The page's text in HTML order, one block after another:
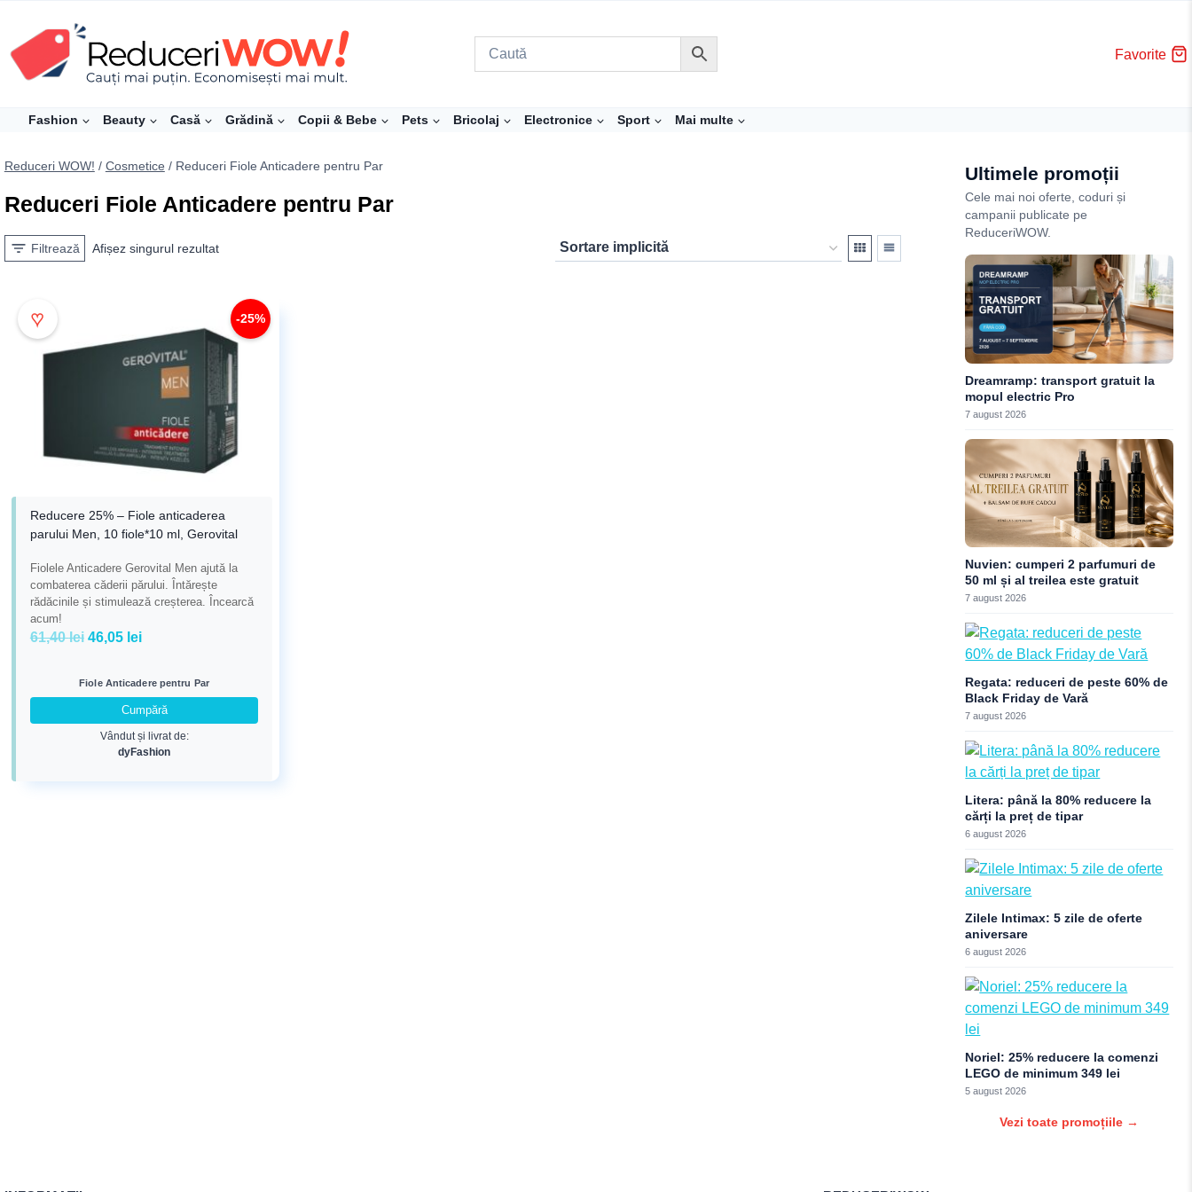
content
Favorite
Fashion Beauty Casă Grădină Copii & Bebe Pets Bricolaj Electronice Sport Mai multe
Reduceri WOW! / Cosmetice / Reduceri Fiole Anticadere pentru Par
Reduceri Fiole Anticadere pentru Par
Filtrează Afișez singurul rezultat
♥ -25%
Reducere 25% – Fiole anticaderea
parului Men, 10 fiole*10 ml, Gerovital
Fiolele Anticadere Gerovital Men ajută la
combaterea căderii părului. Întărește
rădăcinile și stimulează creșterea. Încearcă
acum!
61,40lei Prețul
a
fost:
61,40 lei.
46,05 leiPrețul
este:
46,05 lei.
Fiole Anticadere pentru Par
Cumpără
Vândut și livrat de:
dyFashion
Ultimele promoții
Cele mai noi oferte, coduri și
campanii publicate pe
ReduceriWOW.
Dreamramp: transport gratuit la
mopul electric Pro
7 august 2026
Nuvien: cumperi 2 parfumuri de
50 ml și al treilea este gratuit
7 august 2026
Regata: reduceri de peste 60% de
Black Friday de Vară
7 august 2026
Litera: până la 80% reducere la
cărți la preț de tipar
6 august 2026
Zilele Intimax: 5 zile de oferte
aniversare
6 august 2026
Noriel: 25% reducere la comenzi
LEGO de minimum 349 lei
5 august 2026
Vezi toate promoțiile →